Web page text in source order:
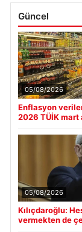
Güncel
05/08/2026
Enflasyon
2026 TÜİK mart
05/08/2026
Kılıçdaroğlu:
vermekten de